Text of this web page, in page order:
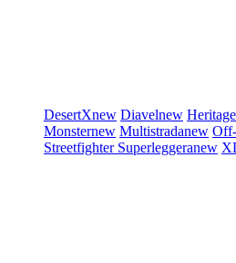
DesertXnew Diavelnew Heritage
Monsternew Multistradanew
Streetfighter Superleggeranew